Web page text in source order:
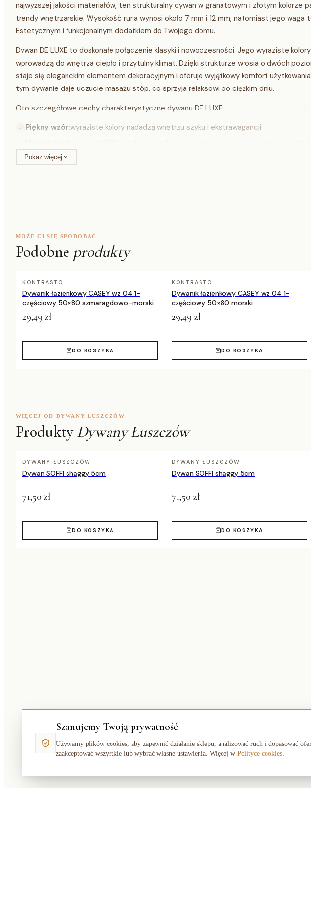
najwyższej jakości materiałów, ten strukturalny dywan w granatowym i złotym kolorze
trendy wnętrzarskie. Wysokość runa wynosi około 7 mm i 12 mm, natomiast jego waga
Estetycznym i funkcjonalnym dodatkiem do Twojego domu.
Dywan DE LUXE to doskonałe połączenie klasyki i nowoczesności. Jego wyraziste
wprowadzą do wnętrza ciepło i przytulny klimat. Dzięki strukturze włosia o dwóch
staje się eleganckim elementem dekoracyjnym i oferuje wyjątkowy komfort
tym dywanie daje uczucie masażu stóp, co sprzyja relaksowi po ciężkim dniu.
Oto szczegółowe cechy charakterystyczne dywanu DE LUXE:
Piękny wzór:wyraziste kolory nadadzą wnętrzu szyku i ekstrawagancji.
Łatwość w utrzymaniu
Ogrzewanie
podłogowe:
dywan świetnie sprawdzi się również przy stosowaniu ogrzewania
Uniwersalnym wyborem do każdego wnętrza.
wprowadzając odrobinę luksusu i nowoczesności do każdego stylu. Miłośnicy stylu
rustykalnego odnajdą w nim idealny dodatek, który zachwyci swoich gospodarzy i gości.
Pokaż więcej
MOŻE CI SIĘ SPODOBAĆ
Podobne produkty
KONTRASTO
Dywanik łazienkowy CASEY wz 04 1-
częściowy 50×80 szmaragdowo-morski
29,49 zł
DO KOSZYKA
KONTRASTO
Dywanik łazienkowy CASEY wz 04 1-
częściowy 50×80 morski
29,49 zł
DO KOSZYKA
WIĘCEJ OD DYWANY ŁUSZCZÓW
Produkty Dywany Łuszczów
DYWANY ŁUSZCZÓW
Dywan SOFFI shaggy 5cm
71,50 zł
DO KOSZYKA
DYWANY ŁUSZCZÓW
Dywan SOFFI shaggy 5cm
71,50 zł
DO KOSZYKA
Szanujemy Twoją prywatność
Używamy plików cookies, aby zapewnić działanie sklepu, analizować ruch i dopasować
zaakceptować wszystkie lub wybrać własne ustawienia. Więcej w Polityce cookies